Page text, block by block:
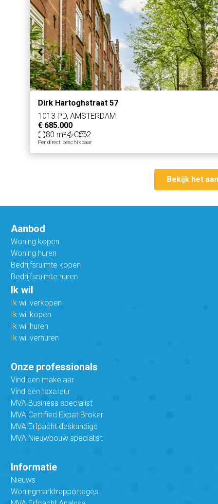
Dirk Hartoghstraat 57
1013 PD, AMSTERDAM
€ 685.000
80 m²
C 2
Per direct beschikbaar
Bekijk het
Aanbod
Woning kopen
Woning huren
Bedrijfsruimte kopen
Bedrijfsruimte huren
Ik wil
Ik wil verkopen
Ik wil kopen
Ik wil huren
Ik wil verhuren
Onze professionals
Vind een makelaar
Vind een taxateur
MVA Business specialist
MVA Certified Expat Broker
MVA Erfpacht deskundige
MVA Nieuwbouw specialist
Informatie
Nieuws
Woningmarktrapportages